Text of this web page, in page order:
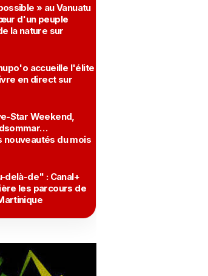
» au Vanuatu
d'un peuple
la nature sur
accueille l'élite
en direct sur
Star Weekend,
du mois
delà-de" : Canal+
les parcours de